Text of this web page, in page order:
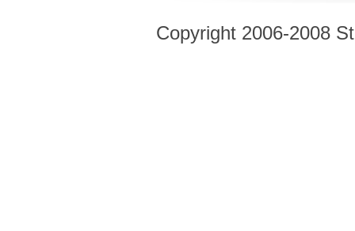
Copyright 2006-2008